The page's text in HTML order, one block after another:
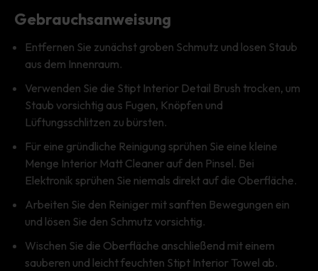
Gebrauchsanweisung
Entfernen Sie zunächst groben Schmutz und losen Staub
aus dem Innenraum.
Verwenden Sie die Stipt Interior Detail Brush trocken, um
Staub vorsichtig aus Fugen, Knöpfen und
Lüftungsschlitzen zu bürsten.
Für eine gründliche Reinigung sprühen Sie eine kleine
Menge Interior Matt Cleaner auf den Pinsel. Bei
Elektronik sprühen Sie niemals direkt auf die Oberfläche.
Arbeiten Sie den Reiniger mit sanften Bewegungen ein
und lösen Sie den Schmutz vorsichtig.
Wischen Sie die Oberfläche anschließend mit einem
sauberen und leicht feuchten Stipt Interior Towel ab.